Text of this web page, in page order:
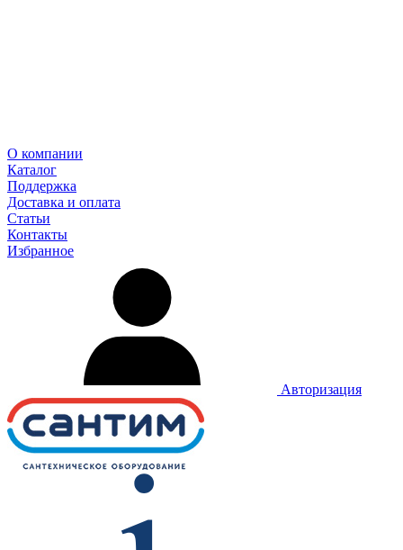
О компании
Каталог
Поддержка
Доставка и оплата
Статьи
Контакты
Избранное
Авторизация